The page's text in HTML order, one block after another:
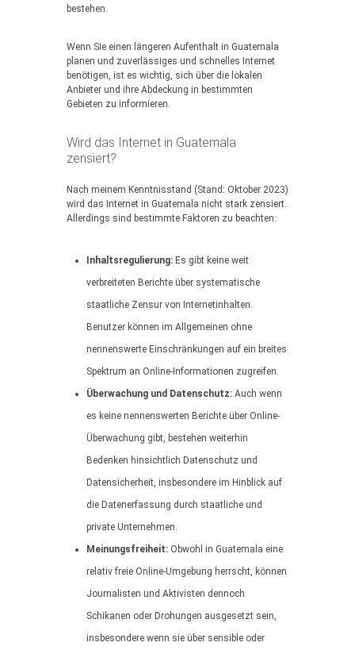
bestehen.
Wenn Sie einen längeren Aufenthalt in Guatemala
planen und zuverlässiges und schnelles Internet
benötigen, ist es wichtig, sich über die lokalen
Anbieter und ihre Abdeckung in bestimmten
Gebieten zu informieren.
Wird das Internet in Guatemala
zensiert?
Nach meinem Kenntnisstand (Stand: Oktober 2023)
wird das Internet in Guatemala nicht stark zensiert.
Allerdings sind bestimmte Faktoren zu beachten:
Inhaltsregulierung: Es gibt keine weit
verbreiteten Berichte über systematische
staatliche Zensur von Internetinhalten.
Benutzer können im Allgemeinen ohne
nennenswerte Einschränkungen auf ein breites
Spektrum an Online-Informationen zugreifen.
Überwachung und Datenschutz: Auch wenn
es keine nennenswerten Berichte über Online-
Überwachung gibt, bestehen weiterhin
Bedenken hinsichtlich Datenschutz und
Datensicherheit, insbesondere im Hinblick auf
die Datenerfassung durch staatliche und
private Unternehmen.
Meinungsfreiheit: Obwohl in Guatemala eine
relativ freie Online-Umgebung herrscht, können
Journalisten und Aktivisten dennoch
Schikanen oder Drohungen ausgesetzt sein,
insbesondere wenn sie über sensible oder